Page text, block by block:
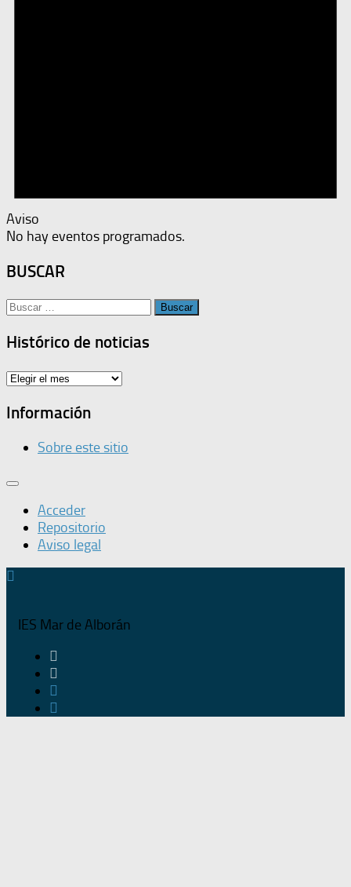
Aviso
No hay eventos programados.
BUSCAR
Buscar:
Histórico de noticias
Histórico
noticias
Información
Sobre este sitio
Acceder
Repositorio
Aviso legal
IES Mar de Alborán